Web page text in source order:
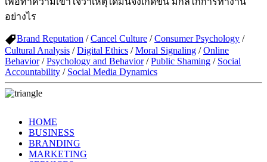
อย่างไร
Brand Reputation /Cancel Culture /Consumer Psychology /
Cultural Analysis /Digital Ethics /Moral Signaling /Online
Behavior/Psychology and Behavior/Public Shaming / Social
Accountability / Social Media Dynamics
HOME
BUSINESS
BRANDING
MARKETING